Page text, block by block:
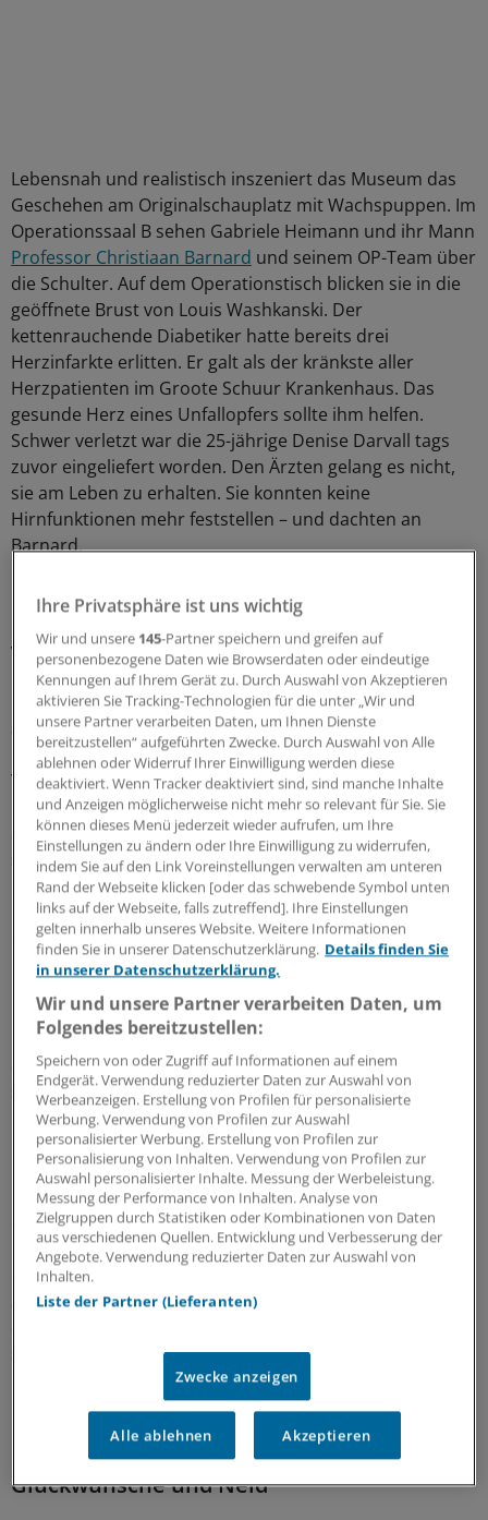
Lebensnah und realistisch inszeniert das Museum das
Geschehen am Originalschauplatz mit Wachspuppen. Im
Operationssaal B sehen Gabriele Heimann und ihr Mann
Professor Christiaan Barnard und seinem OP-Team über
die Schulter. Auf dem Operationstisch blicken sie in die
geöffnete Brust von Louis Washkanski. Der
kettenrauchende Diabetiker hatte bereits drei
Herzinfarkte erlitten. Er galt als der kränkste aller
Herzpatienten im Groote Schuur Krankenhaus. Das
gesunde Herz eines Unfallopfers sollte ihm helfen.
Schwer verletzt war die 25-jährige Denise Darvall tags
zuvor eingeliefert worden. Den Ärzten gelang es nicht,
sie am Leben zu erhalten. Sie konnten keine
Hirnfunktionen mehr feststellen – und dachten an
Barnard.
"Jeder, der hier arbeitete, wusste, dass Barnard bereit
und in der Lage war, eine Herztransplantation
vorzunehmen", erklärt Museumsführerin Christine
Heydenrych, die selbst bereits vor 50 Jahren am
Krankenhaus beschäftigt war, wenn auch in einem ganz
anderen Bereich. Barnard holte das Einverständnis von
Denises Vater ein, der bei dem Unfall nicht nur seine
Tochter, sondern auch seine Frau verloren hatte.
So sei der Tod seiner Tochter wenigstens zu etwas gut,
soll der geschockte Mann gesagt haben. Zwei Ärzte des
Groote Schuur Krankenhauses erklärten das junge
Unfallopfer unabhängig voneinander für hirntot. Der
erste hatte das Haus verlassen, bevor der zweite eintraf.
Hirntod als Lebensende
Diese Definition des Hirntodes als Lebensende wurde
dabei zum ersten Mal auf der Welt angewendet. Das
südafrikanische Recht ließ das zu und verschaffte
Barnard einen entscheidenden Vorteil im
internationalen Wettlauf um die erste
Herztransplantation. Das weitere Geschehen erzählt
Christine Heydenrych anschaulich und detailreich wie
einen Krimi, an eben dem Ort, an dem es sich ereignet
hat: "Christiaan Barnard hat das Herz selbst
entnommen und durch den Steri in den anderen OP-
Saal getragen", sagt sie. Zwei Stunden habe es gedauert,
schlagen wollen. Erst nach dreimaligem Defibrillieren
kam der erste Herzschlag am 3. Dezember 1967 um 5.58
Uhr. Die Wanduhr im Operationssaal zeigt genau diese
Glückwünsche und Neid
Ihre Privatsphäre ist uns wichtig
Wir und unsere 145-Partner speichern und greifen auf
personenbezogene Daten wie Browserdaten oder eindeutige
Kennungen auf Ihrem Gerät zu. Durch Auswahl von Akzeptieren
aktivieren Sie Tracking-Technologien für die unter „Wir und
unsere Partner verarbeiten Daten, um Ihnen Dienste
bereitzustellen“ aufgeführten Zwecke. Durch Auswahl von Alle
ablehnen oder Widerruf Ihrer Einwilligung werden diese
deaktiviert. Wenn Tracker deaktiviert sind, sind manche Inhalte
und Anzeigen möglicherweise nicht mehr so relevant für Sie. Sie
können dieses Menü jederzeit wieder aufrufen, um Ihre
Einstellungen zu ändern oder Ihre Einwilligung zu widerrufen,
indem Sie auf den Link Voreinstellungen verwalten am unteren
Rand der Webseite klicken [oder das schwebende Symbol unten
links auf der Webseite, falls zutreffend]. Ihre Einstellungen
gelten innerhalb unseres Website. Weitere Informationen
finden Sie in unserer Datenschutzerklärung. Details finden Sie
in unserer Datenschutzerklärung.
Wir und unsere Partner verarbeiten Daten, um
Folgendes bereitzustellen:
Speichern von oder Zugriff auf Informationen auf einem
Endgerät. Verwendung reduzierter Daten zur Auswahl von
Werbeanzeigen. Erstellung von Profilen für personalisierte
Werbung. Verwendung von Profilen zur Auswahl
personalisierter Werbung. Erstellung von Profilen zur
Personalisierung von Inhalten. Verwendung von Profilen zur
Auswahl personalisierter Inhalte. Messung der Werbeleistung.
Messung der Performance von Inhalten. Analyse von
Zielgruppen durch Statistiken oder Kombinationen von Daten
aus verschiedenen Quellen. Entwicklung und Verbesserung der
Angebote. Verwendung reduzierter Daten zur Auswahl von
Inhalten.
Liste der Partner (Lieferanten)
Zwecke anzeigen
Alle ablehnen Akzeptieren